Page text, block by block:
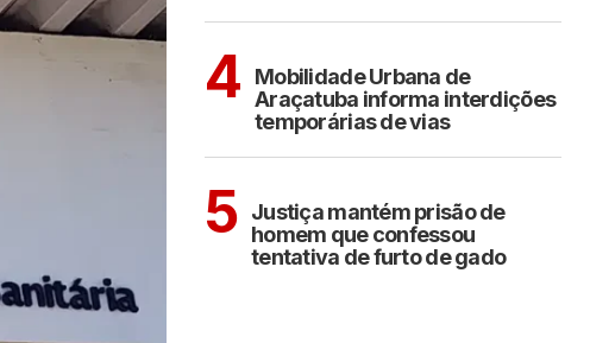
4
Mobilidade Urbana de
Araçatuba informa interdições
temporárias de vias
5 Justiça mantém prisão de
homem que confessou
tentativa de furto de gado